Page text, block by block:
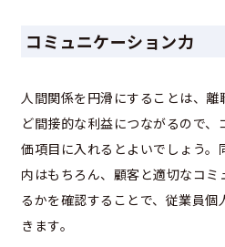
コミュニケーション力
人間関係を円滑にすることは、
ど間接的な利益につながるので
価項目に入れるとよいでしょう。
内はもちろん、顧客と適切なコ
るかを確認することで、従業員個
きます。